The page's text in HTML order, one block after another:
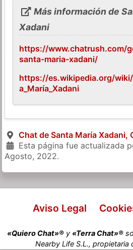
Más información de
Xadani
https://www.chatrush.com/
santa-maria-xadani/
https://es.wikipedia.org/
a_María_Xadani
Chat de Santa María Xadani,
Esta página fue actualizada
Agosto, 2022.
Aviso Legal
«Quiero Chat»®y «Terra Chat»®
Nearby Life S.L., propietaria